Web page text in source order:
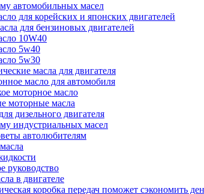
автомобильных масел
для корейских и японских двигателей
для бензиновых двигателей
10W40
5w40
5w30
масла для двигателя
масло для автомобиля
моторное масло
моторные масла
дизельного двигателя
индустриальных масел
автолюбителям
руководство
в двигателе
коробка передач поможет сэкономить